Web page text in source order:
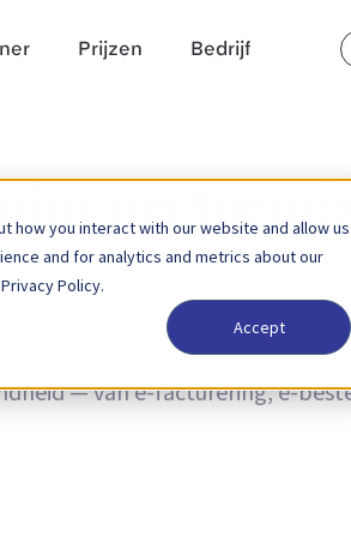
how you interact with our website and allow us
and for analytics and metrics about our
Policy.
Accept
Prijzen Bedrijf
en trends
productupdates. Ontdek hoe u
— van e-facturering, e-